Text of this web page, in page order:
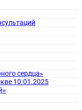
сердца»
10.01.2025